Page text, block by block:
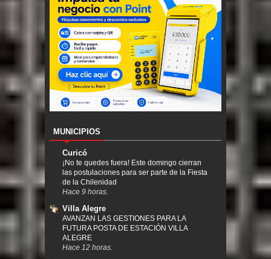
MUNICIPIOS
Curicó
¡No te quedes fuera! Este domingo cierran
las postulaciones para ser parte de la Fiesta
de la Chilenidad
Hace 9 horas.
Villa Alegre
AVANZAN LAS GESTIONES PARA LA
FUTURA POSTA DE ESTACIÓN VILLA
ALEGRE
Hace 12 horas.